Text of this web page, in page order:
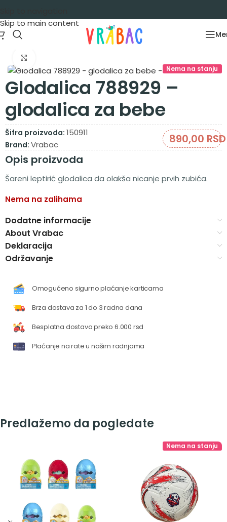
Skip to main content
Igračke za bebe
Nema na stanju
Glodalica 788929 –
glodalica za bebe
Šifra proizvoda: 150911
Brand: Vrabac 890,00 RSD
Opis proizvoda
Šareni leptirić glodalica da olakša nicanje prvih zubića.
Nema na zalihama
Dodatne informacije
About Vrabac
Deklaracija
Održavanje
Omogućeno sigurno plaćanje karticama
Brza dostava za 1 do 3 radna dana
Besplatna dostava preko 6.000 rsd
Plaćanje na rate u našim radnjama
Predlažemo da pogledate
Nema na stanju